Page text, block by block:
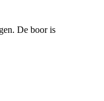
De boor is